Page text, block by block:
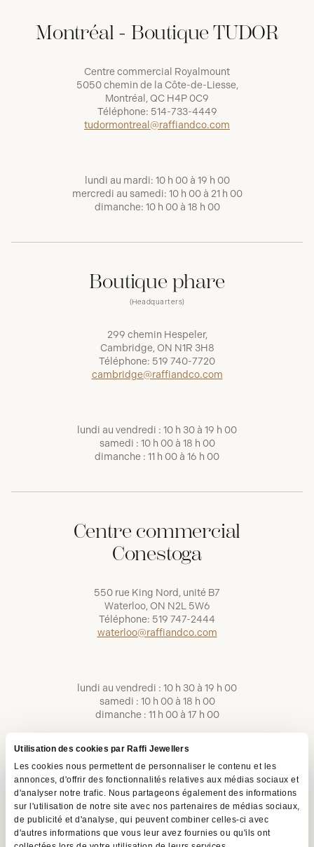
Utilisation des cookies par Raffi Jewellers
Les cookies nous permettent de personnaliser le contenu et les
annonces, d'offrir des fonctionnalités relatives aux médias sociaux et
d'analyser notre trafic. Nous partageons également des informations
sur l'utilisation de notre site avec nos partenaires de médias sociaux,
de publicité et d'analyse, qui peuvent combiner celles-ci avec
d'autres informations que vous leur avez fournies ou qu'ils ont
Montréal - Boutique TUDOR
Centre commercial Royalmount
5050 chemin de la Côte-de-Liesse,
Montréal, QC H4P 0C9
Téléphone: 514-733-4449
tudormontreal@raffiandco.com
lundi au mardi: 10 h 00 à 19 h 00
mercredi au samedi: 10 h 00 à 21 h 00
dimanche: 10 h 00 à 18 h 00
Boutique phare
(Headquarters)
299 chemin Hespeler,
Cambridge, ON N1R 3H8
Téléphone: 519 740-7720
cambridge@raffiandco.com
lundi au vendredi : 10 h 30 à 19 h 00
samedi : 10 h 00 à 18 h 00
dimanche : 11 h 00 à 16 h 00
Centre commercial
Conestoga
550 rue King Nord, unité B7
Waterloo, ON N2L 5W6
Téléphone: 519 747-2444
waterloo@raffiandco.com
lundi au vendredi : 10 h 30 à 19 h 00
samedi : 10 h 00 à 18 h 00
dimanche : 11 h 00 à 17 h 00